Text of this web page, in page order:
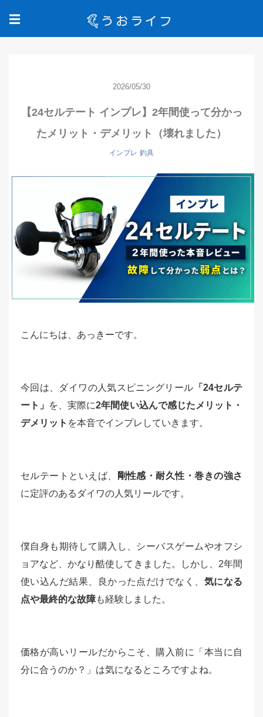
☰
2026/05/30
【24セルテート インプレ】2年間使って分かっ
たメリット・デメリット（壊れました）
インプレ 釣具
こんにちは、あっきーです。
今回は、ダイワの人気スピニングリール 「24セルテ
ート」
を、実際に2年間使い込んで感じたメリット・
デメリット を本音でインプレしていきます。
セルテートといえば、
剛性感・耐久性・巻きの強さ
に定評のあるダイワの人気リールです。
僕自身も期待して購入し、シーバスゲームやオフシ
ョアなど、かなり酷使してきました。しかし、2年間
使い込んだ結果、良かった点だけでなく、 気になる
点や最終的な故障も経験しました。
価格が高いリールだからこそ、購入前に「本当に自
分に合うのか？」は気になるところですよね。